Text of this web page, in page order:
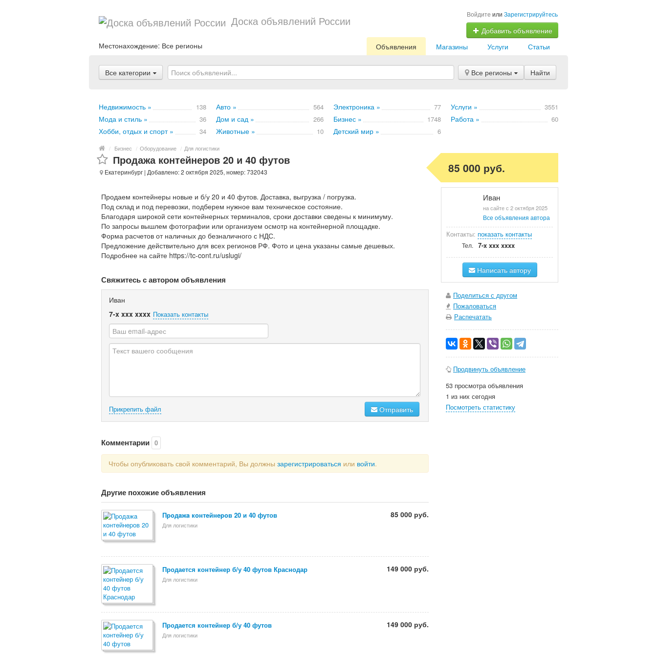
Доска объявлений России Войдите или Зарегистрируйтесь
Добавить объявление
Местонахождение: Все регионы Статьи
Услуги
Магазины
Объявления
Все категории Все регионы Найти
Недвижимость » 138 Авто » 564 Электроника » 77 Услуги » 3551
Мода и стиль » 36 Дом и сад » 266 Бизнес » 1748 Работа » 60
Хобби, отдых и спорт » 34 Животные » 10 Детский мир » 6
/ Бизнес / Оборудование / Для логистики
Продажа контейнеров 20 и 40 футов
Екатеринбург | Добавлено: 2 октября 2025, номер: 732043
Продаем контейнеры новые и б/у 20 и 40 футов. Доставка, выгрузка / погрузка.
Под склад и под перевозки, подберем нужное вам техническое состояние.
Благодаря широкой сети контейнерных терминалов, сроки доставки сведены к минимуму.
По запросы вышлем фотографии или организуем осмотр на контейнерной площадке.
Форма расчетов от наличных до безналичного с НДС.
Предложение действительно для всех регионов РФ. Фото и цена указаны самые дешевых.
Подробнее на сайте https://tc-cont.ru/uslugi/
Свяжитесь с автором объявления
Иван
7-x xxx xxxx Показать контакты
Прикрепить файл Отправить
Комментарии 0
Чтобы опубликовать свой комментарий, Вы должны зарегистрироваться или войти.
Другие похожие объявления
Пpoдaжa кoнтeйнepoв 20 и 40 футов
Для логистики
85 000 руб.
Продается контейнер б/у 40 футов Краснодар
Для логистики
149 000 руб.
Продается контейнер б/у 40 футов
Для логистики
149 000 руб.
85 000 руб.
Иван
на сайте с 2 октября 2025
Все объявления автора
Контакты: показать контакты
Тел. 7-x xxx xxxx
Написать автору
Поделиться с другом
Пожаловаться
Распечатать
Продвинуть объявление
53 просмотра объявления
1 из них сегодня
Посмотреть статистику